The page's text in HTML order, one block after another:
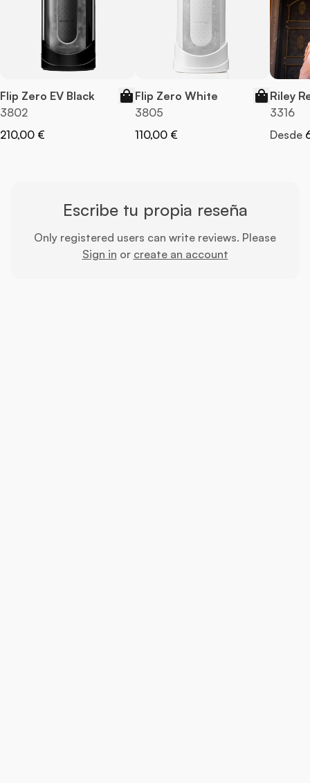
Flip Zero EV Black
3802
210,00 €
Flip Zero White
3805
110,00 €
Riley
3316
Desde
Escribe tu propia reseña
Only registered users can write reviews. Please
Sign in or create an account